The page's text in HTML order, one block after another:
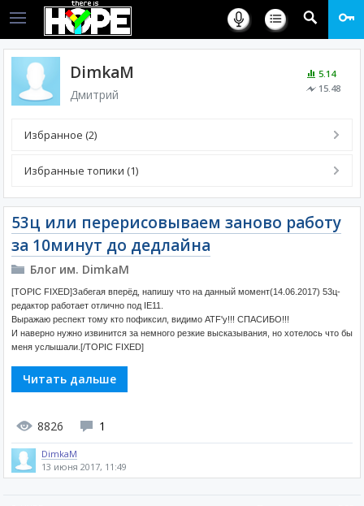
5.14
15.48
DimkaM
Дмитрий
Избранное (2)
Избранные топики (1)
53ц или перерисовываем заново работу
за 10минут до дедлайна
Блог им. DimkaM
[TOPIC FIXED]Забегая вперёд, напишу что на данный момент(14.06.2017) 53ц-
редактор работает отлично под IE11.
Выражаю респект тому кто пофиксил, видимо ATF'у!!! СПАСИБО!!!
И наверно нужно извинится за немного резкие высказывания, но хотелось что бы
меня услышали.[/TOPIC FIXED]
Читать дальше
8826 1
DimkaM
13 июня 2017, 11:49